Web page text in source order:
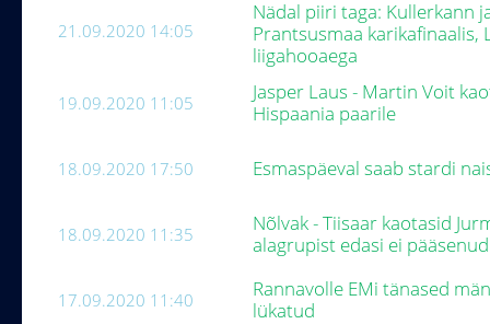
21.09.2020 14:05
Nädal piiri taga: Kullerkann
Prantsusmaa karikafinaalis,
liigahooaega
19.09.2020 11:05
Jasper Laus - Martin Voit
Hispaania paarile
18.09.2020 17:50 Esmaspäeval saab stardi
18.09.2020 11:35
Nõlvak - Tiisaar kaotasid
alagrupist edasi ei
17.09.2020 11:40
Rannavolle EMi tänased
lükatud